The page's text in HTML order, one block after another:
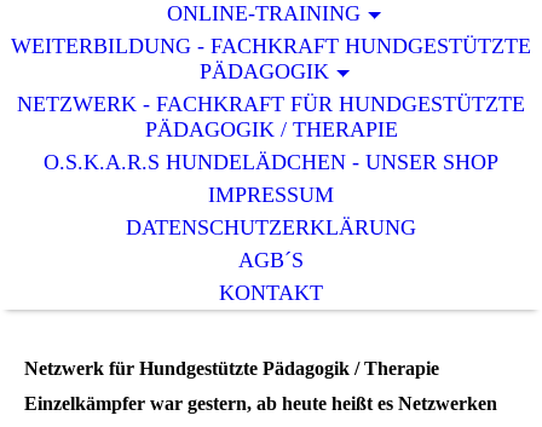
ONLINE-TRAINING
WEITERBILDUNG - FACHKRAFT HUNDGESTÜTZTE
PÄDAGOGIK
NETZWERK - FACHKRAFT FÜR HUNDGESTÜTZTE
PÄDAGOGIK / THERAPIE
O.S.K.A.R.S HUNDELÄDCHEN - UNSER SHOP
IMPRESSUM
DATENSCHUTZERKLÄRUNG
AGB´S
KONTAKT
Netzwerk für Hundgestützte Pädagogik / Therapie
Einzelkämpfer war gestern, ab heute heißt es Netzwerken